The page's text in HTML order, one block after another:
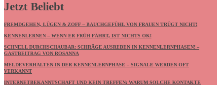
Jetzt Beliebt
FREMDGEHEN, LÜGEN & ZOFF – BAUCHGEFÜHL VON FRAUEN TRÜGT NICHT!
KENNENLERNEN – WENN ER FRÜH FÄHRT, IST NICHTS OK!
SCHNELL DURCHSCHAUBAR: SCHRÄGE AUSREDEN IN KENNENLERNPHASEN! –
GASTBEITRAG VON ROSANNA
MELDEVERHALTEN IN DER KENNENLERNPHASE – SIGNALE WERDEN OFT
VERKANNT
INTERNETBEKANNTSCHAFT UND KEIN TREFFEN: WARUM SOLCHE KONTAKTE